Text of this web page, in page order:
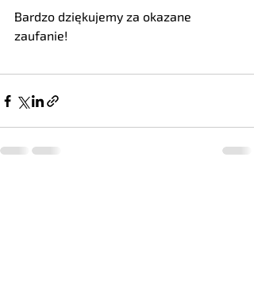
Bardzo dziękujemy za okazane
zaufanie!